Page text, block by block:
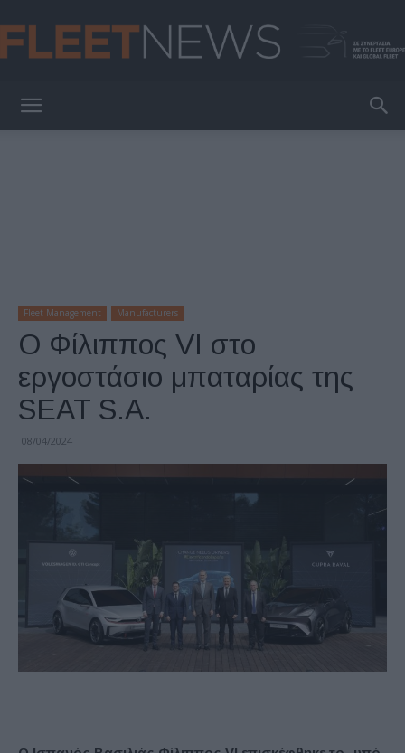
Fleet Management Manufacturers
Ο Φίλιππος VI στο
εργοστάσιο μπαταρίας της
SEAT S.A.
08/04/2024